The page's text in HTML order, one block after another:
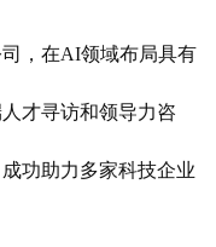
，在AI领域布局具有
才寻访和领导力咨
功助力多家科技企业